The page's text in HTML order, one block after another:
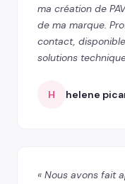
ma création de
de ma marque.
contact,
solutions
H helene
« Nous avons fait